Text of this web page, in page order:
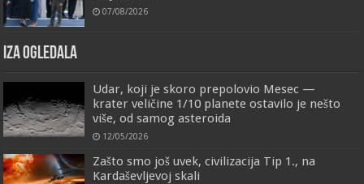
07/08/2026
IZA OGLEDALA
Udar, koji je skoro prepolovio Mesec —
krater veličine 1/10 planete ostavilo je nešto
više, od samog asteroida
12/05/2026
Zašto smo još uvek, civilizacija Tip 1., na
Kardaševljevoj skali